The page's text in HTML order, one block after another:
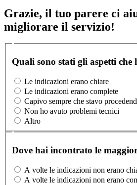
Grazie, il tuo parere ci
migliorare il servizio!
Quali sono stati gli aspetti che
Le indicazioni erano chiare
Le indicazioni erano complete
Capivo sempre che stavo
Non ho avuto problemi tecnici
Altro
Dove hai incontrato le
A volte le indicazioni non erano
A volte le indicazioni non erano